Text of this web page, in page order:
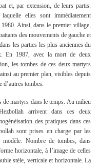
et, par extension, de leurs partis.
elles sont immédiatement
Ainsi, dans le premier village,
des mouvements de gauche et
les parties les plus anciennes du
En 1987, avec la mort de deux
les tombes de ces deux martyrs
au premier plan, visibles depuis
d’autres tombes.
de martyrs dans le temps. Au milieu
arrivent dans ces deux
des pratiques dans ces
sont prises en charge par les
Nombre de tombes, dans
horizontale, à l’image de celles
stèle, verticale et horizontale. La